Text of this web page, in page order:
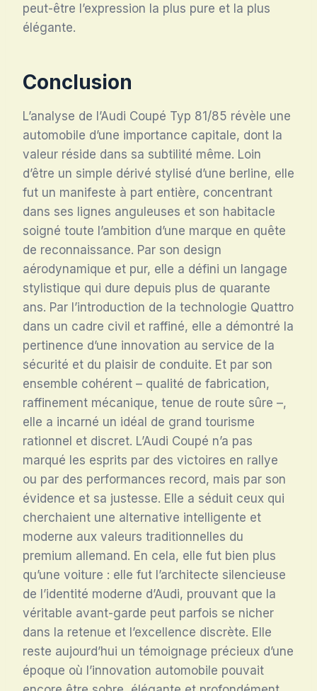
peut-être l’expression la plus pure et la plus
élégante.
Conclusion
L’analyse de l’Audi Coupé Typ 81/85 révèle une
automobile d’une importance capitale, dont la
valeur réside dans sa subtilité même. Loin
d’être un simple dérivé stylisé d’une berline, elle
fut un manifeste à part entière, concentrant
dans ses lignes anguleuses et son habitacle
soigné toute l’ambition d’une marque en quête
de reconnaissance. Par son design
aérodynamique et pur, elle a défini un langage
stylistique qui dure depuis plus de quarante
ans. Par l’introduction de la technologie Quattro
dans un cadre civil et raffiné, elle a démontré la
pertinence d’une innovation au service de la
sécurité et du plaisir de conduite. Et par son
ensemble cohérent – qualité de fabrication,
raffinement mécanique, tenue de route sûre –,
elle a incarné un idéal de grand tourisme
rationnel et discret. L’Audi Coupé n’a pas
marqué les esprits par des victoires en rallye
ou par des performances record, mais par son
évidence et sa justesse. Elle a séduit ceux qui
cherchaient une alternative intelligente et
moderne aux valeurs traditionnelles du
premium allemand. En cela, elle fut bien plus
qu’une voiture : elle fut l’architecte silencieuse
de l’identité moderne d’Audi, prouvant que la
véritable avant-garde peut parfois se nicher
dans la retenue et l’excellence discrète. Elle
reste aujourd’hui un témoignage précieux d’une
époque où l’innovation automobile pouvait